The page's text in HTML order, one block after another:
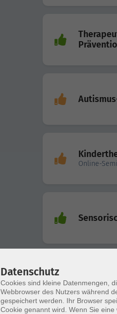
Online-
Datenschutz
Cookies sind kleine Datenmengen,
Webbrowser des Nutzers während
gespeichert werden. Ihr Browser
Cookie genannt wird. Wenn Sie